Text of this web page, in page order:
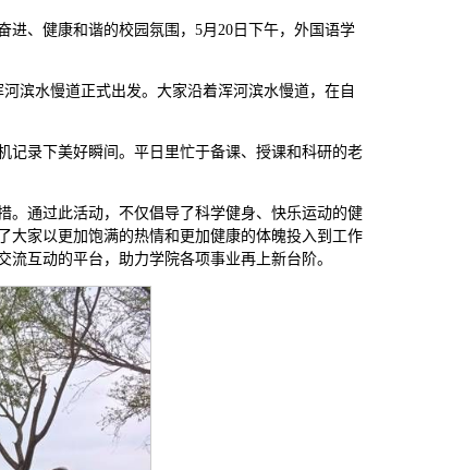
、健康和谐的校园氛围，5月20日下午，外国语学
滨水慢道正式出发。大家沿着浑河滨水慢道，在自
记录下美好瞬间。平日里忙于备课、授课和科研的老
。通过此活动，不仅倡导了科学健身、快乐运动的健
大家以更加饱满的热情和更加健康的体魄投入到工作
互动的平台，助力学院各项事业再上新台阶。